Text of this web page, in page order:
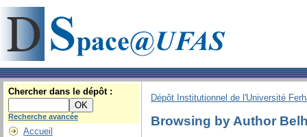
Chercher dans le dépôt :
Recherche avancée
Accueil
Dépôt Institutionnel de l'Université
Browsing by Author